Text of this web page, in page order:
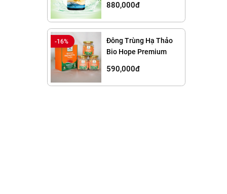
880,000đ
-16%
Đông Trùng Hạ Thảo
Bio Hope Premium
590,000đ